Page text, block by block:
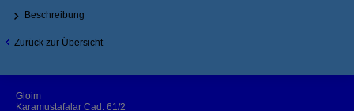
Beschreibung
Zurück zur Übersicht
Gloim
Karamustafalar Cad. 61/2